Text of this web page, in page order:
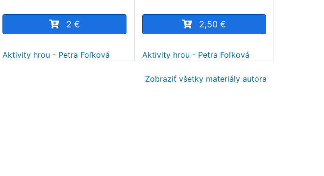
2 €
Aktivity hrou - Petra Foľková
2,50 €
Aktivity hrou - Petra Foľková
Zobraziť všetky materiály autora